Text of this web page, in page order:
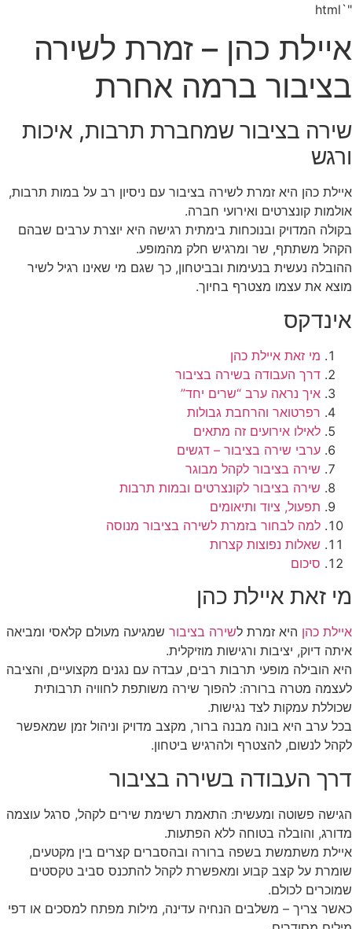
"`html
איילת כהן – זמרת לשירה
בציבור ברמה אחרת
שירה בציבור שמחברת תרבות, איכות
ורגש
איילת כהן היא זמרת לשירה בציבור עם ניסיון רב על במות תרבות,
אולמות קונצרטים ואירועי חברה.
בקולה המדויק ובנוכחות בימתית רגישה היא יוצרת ערבים שבהם
הקהל משתתף, שר ומרגיש חלק מהמופע.
ההובלה נעשית בנעימות ובביטחון, כך שגם מי שאינו רגיל לשיר
מוצא את עצמו מצטרף בחיוך.
אינדקס
מי זאת איילת כהן
דרך העבודה בשירה בציבור
איך נראה ערב “שרים יחד”
רפרטואר והרחבת גבולות
לאילו אירועים זה מתאים
ערבי שירה בציבור – דגשים
שירה בציבור לקהל מבוגר
שירה בציבור לקונצרטים ובמות תרבות
תפעול, ציוד ותיאומים
למה לבחור בזמרת לשירה בציבור מנוסה
שאלות נפוצות קצרות
סיכום
מי זאת איילת כהן
איילת כהן היא זמרת לשירה בציבור שמגיעה מעולם קלאסי ומביאה
איתה דיוק, יציבות ורגישות מוזיקלית.
היא הובילה מופעי תרבות רבים, עבדה עם נגנים מקצועיים, והציבה
לעצמה מטרה ברורה: להפוך שירה משותפת לחוויה תרבותית
שכוללת עמקות לצד נגישות.
בכל ערב היא בונה מבנה ברור, מקצב מדויק וניהול זמן שמאפשר
לקהל לנשום, להצטרף ולהרגיש ביטחון.
דרך העבודה בשירה בציבור
הגישה פשוטה ומעשית: התאמת רשימת שירים לקהל, סרגל עוצמה
מדורג, והובלה בטוחה ללא הפתעות.
איילת משתמשת בשפה ברורה ובהסברים קצרים בין מקטעים,
שומרת על קצב קבוע ומאפשרת לקהל להתכנס סביב טקסטים
שמוכרים לכולם.
כאשר צריך – משלבים הנחיה עדינה, מילות מפתח למסכים או דפי